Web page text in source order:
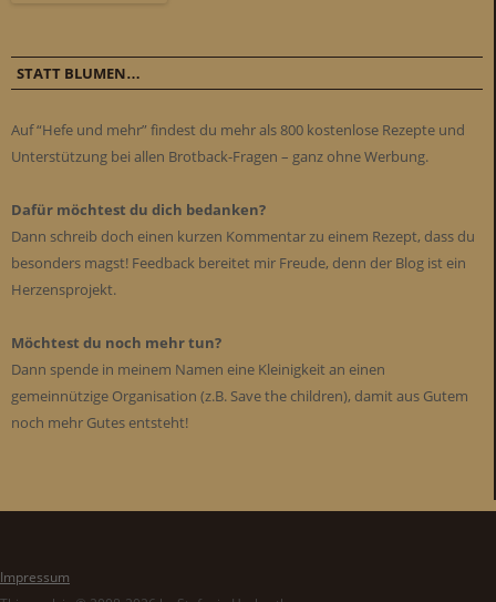
STATT BLUMEN…
Auf “Hefe und mehr” findest du mehr als 800 kostenlose Rezepte und
Unterstützung bei allen Brotback-Fragen – ganz ohne Werbung.
Dafür möchtest du dich bedanken?
Dann schreib doch einen kurzen Kommentar zu einem Rezept, dass du
besonders magst! Feedback bereitet mir Freude, denn der Blog ist ein
Herzensprojekt.
Möchtest du noch mehr tun?
Dann spende in meinem Namen eine Kleinigkeit an einen
gemeinnützige Organisation (z.B. Save the children), damit aus Gutem
noch mehr Gutes entsteht!
Impressum